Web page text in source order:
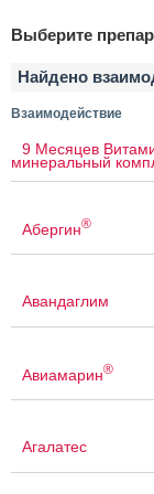
Выберите
Найдено
Взаимодействие
9 Месяцев
минеральный
Абергин®
Авандаглим
Авиамарин®
Агалатес